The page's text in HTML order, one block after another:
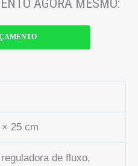
25 cm
de fluxo,